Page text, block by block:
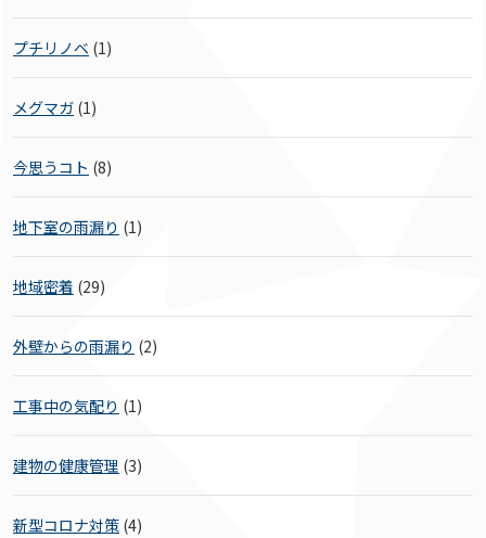
プチリノベ (1)
メグマガ (1)
今思うコト (8)
地下室の雨漏り (1)
地域密着 (29)
外壁からの雨漏り (2)
工事中の気配り (1)
建物の健康管理 (3)
新型コロナ対策 (4)